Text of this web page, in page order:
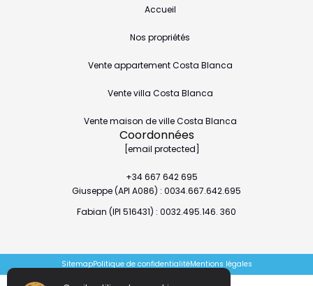
Coordonnées
[email protected]
+34 667 642 695
Giuseppe (API A086) : 0034.667.642.695
Fabian (IPI 516431) : 0032.495.146. 360
Accueil
Nos propriétés
Vente appartement Costa Blanca
Vente villa Costa Blanca
Vente maison de ville Costa Blanca
SitemapPolitique de confidentialitéMentions légales